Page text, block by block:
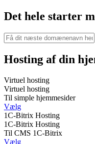
Det hele starter
Hosting af din
Virtuel hosting
Virtuel hosting
Til simple hjemmesider
Vælg
1C-Bitrix Hosting
1C-Bitrix Hosting
Til CMS 1C-Bitrix
Vælg